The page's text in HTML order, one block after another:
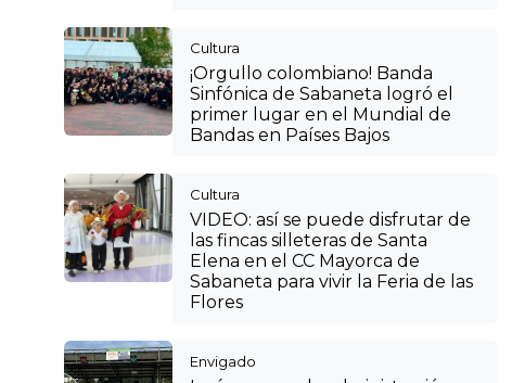
Cultura
¡Orgullo colombiano! Banda
Sinfónica de Sabaneta logró el
primer lugar en el Mundial de
Bandas en Países Bajos
Cultura
VIDEO: así se puede disfrutar de
las fincas silleteras de Santa
Elena en el CC Mayorca de
Sabaneta para vivir la Feria de las
Flores
Envigado